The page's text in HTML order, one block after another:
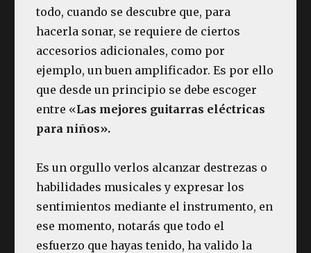
todo, cuando se descubre que, para
hacerla sonar, se requiere de ciertos
accesorios adicionales, como por
ejemplo, un buen amplificador. Es por ello
que desde un principio se debe escoger
entre «Las mejores guitarras eléctricas
para niños».
Es un orgullo verlos alcanzar destrezas o
habilidades musicales y expresar los
sentimientos mediante el instrumento, en
ese momento, notarás que todo el
esfuerzo que hayas tenido, ha valido la